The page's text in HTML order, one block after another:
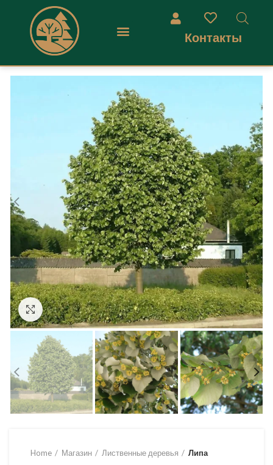
Контакты
Увеличить
Home Магазин Лиственные деревья Липа